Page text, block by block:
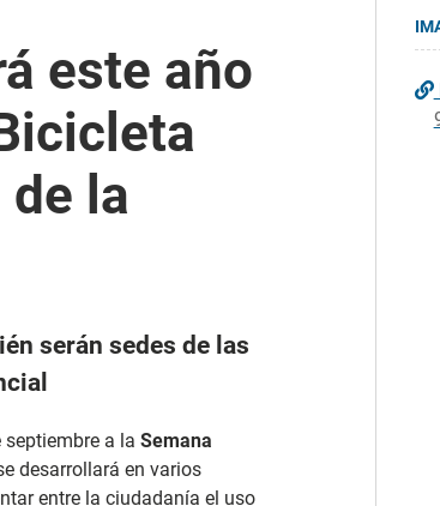
este año
de la
serán sedes de las
a la Semana
desarrollará en varios
entre la ciudadanía el uso